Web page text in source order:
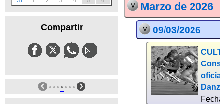
Compartir
Marzo de 2026
09/03/2026